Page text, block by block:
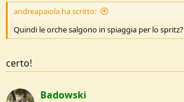
andreapaiola ha scritto:
Quindi le orche salgono in spiaggia per lo spritz?
certo!
Badowski